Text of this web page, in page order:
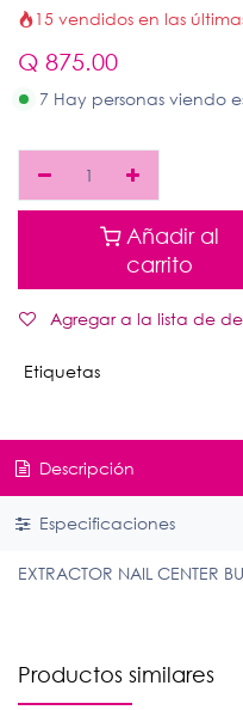
15 vendidos en las
Q 875.00
7 Hay personas viendo
Añadir al
carrito
Agregar a la lista de
Etiquetas
Descripción
Especificaciones
EXTRACTOR NAIL CENTER
Productos similares